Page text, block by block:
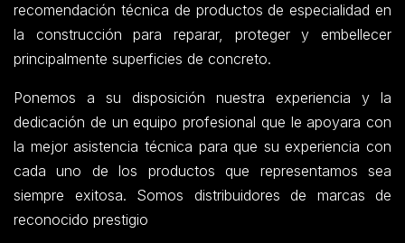
recomendación técnica de productos de especialidad en
la construcción para reparar, proteger y embellecer
principalmente superficies de concreto.
Ponemos a su disposición nuestra experiencia y la
dedicación de un equipo profesional que le apoyara con
la mejor asistencia técnica para que su experiencia con
cada uno de los productos que representamos sea
siempre exitosa. Somos distribuidores de marcas de
reconocido prestigio